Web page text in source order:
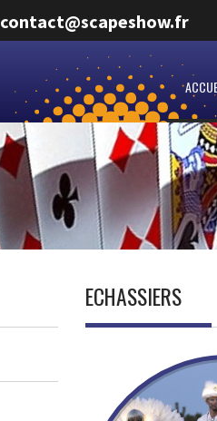
contact@scapeshow.fr
ECHASSIERS